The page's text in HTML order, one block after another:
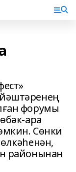
форумы
ара
Сөнки
районынан